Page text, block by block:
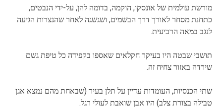
מורשת עולמית של אונסקו, הוקמה, בדומה להן, על-ידי הנבטים,
כתחנת מסחר לאורך דרך הבשמים, ושגשגה לאחר שהנצרות הגיעה
לנגב במאה הרביעית.
תושבי שבטה היו בעיקר חקלאים שאספו בקפידה כל טיפת גשם
שירדה באזור צחיח זה.
שתי הכנסיות, העומדות עדיין על תלן בעיר (שבאחת מהם נמצא אגן
טבילה בצורת צלב) היו אבן שואבת לעולי רגל.